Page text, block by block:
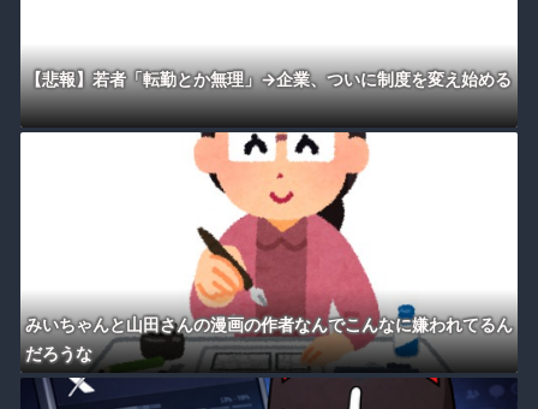
【悲報】若者「転勤とか無理」→企業、ついに制度を変え始める
みいちゃんと山田さんの漫画の作者なんでこんなに嫌われてるん
だろうな